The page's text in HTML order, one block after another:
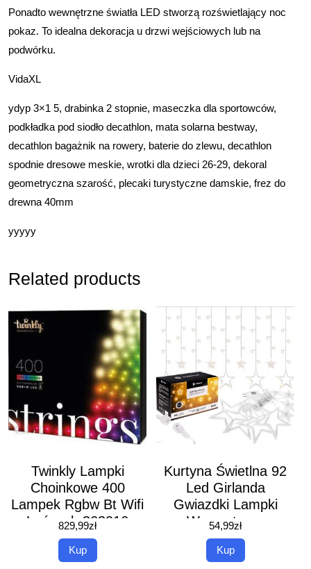
Ponadto wewnętrzne światła LED stworzą rozświetlający noc
pokaz. To idealna dekoracja u drzwi wejściowych lub na
podwórku.
VidaXL
ydyp 3×1 5, drabinka 2 stopnie, maseczka dla sportowców,
podkładka pod siodło decathlon, mata solarna bestway,
decathlon bagażnik na rowery, baterie do zlewu, decathlon
spodnie dresowe meskie, wrotki dla dzieci 26-29, dekoral
geometryczna szarość, plecaki turystyczne damskie, frez do
drewna 40mm
yyyyy
Related products
Twinkly Lampki
Choinkowe 400
Lampek Rgbw Bt Wifi
Łańcuch 363016
829,99zł
Kup
Kurtyna Świetlna 92
Led Girlanda
Gwiazdki Lampki
Wewnętrzno
Zewnętrzne Sople
Ciepły Biały
54,99zł
Kup